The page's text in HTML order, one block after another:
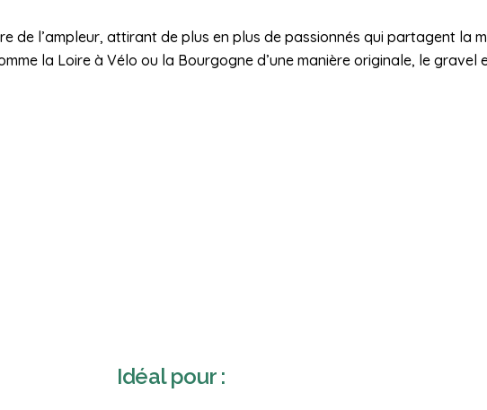
de l’ampleur, attirant de plus en plus de passionnés qui partagent la
la Loire à Vélo ou la Bourgogne d’une manière originale, le gravel
Idéal pour :